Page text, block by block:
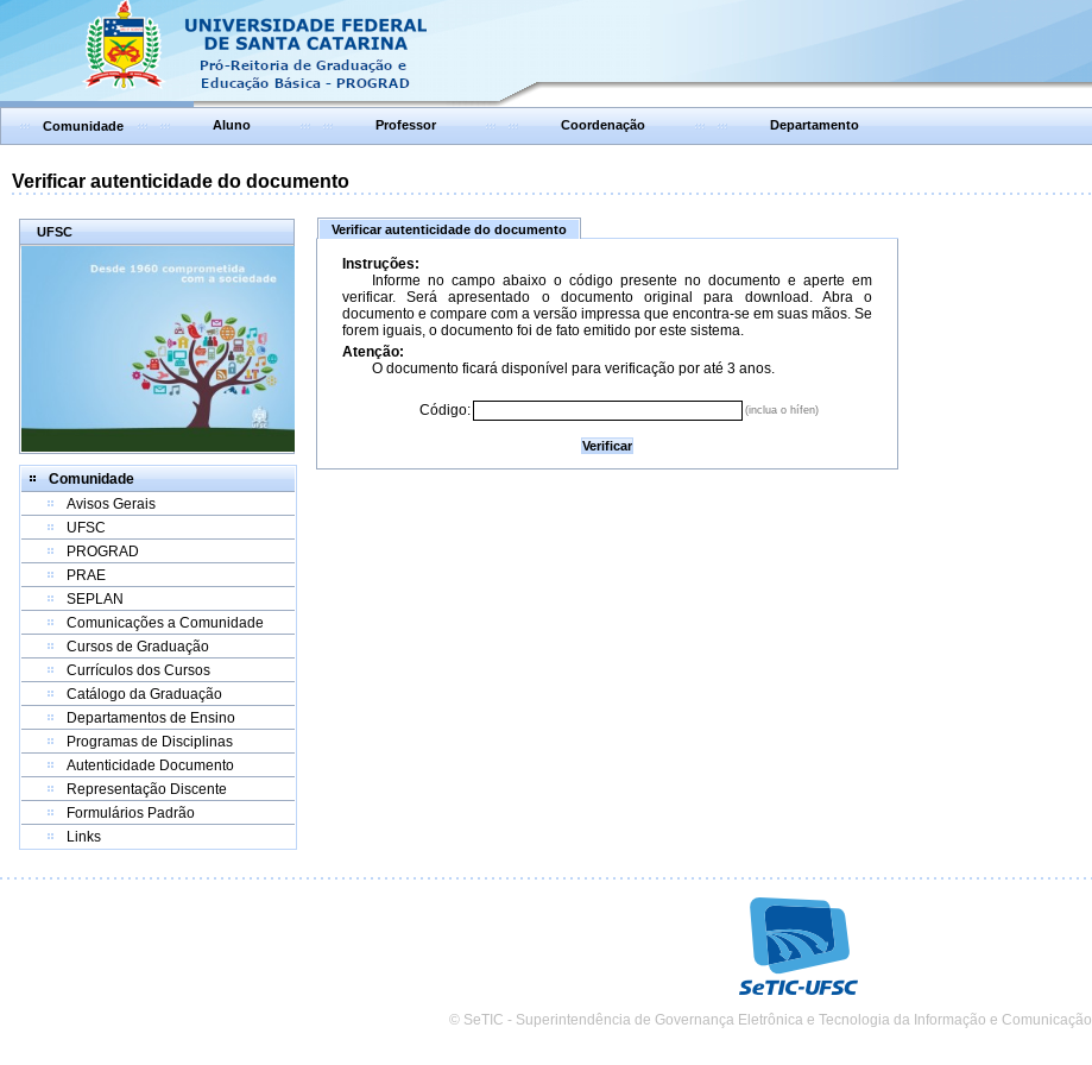
Comunidade Aluno Professor Coordenação Departamento
Verificar autenticidade do documento
UFSC
Comunidade
Avisos Gerais
UFSC
PROGRAD
PRAE
SEPLAN
Comunicações a Comunidade
Cursos de Graduação
Currículos dos Cursos
Catálogo da Graduação
Departamentos de Ensino
Programas de Disciplinas
Autenticidade Documento
Representação Discente
Formulários Padrão
Links
Verificar autenticidade do documento
Instruções:
Informe no campo abaixo o código presente no documento e aperte em
verificar. Será apresentado o documento original para download. Abra o
documento e compare com a versão impressa que encontra-se em suas mãos. Se
forem iguais, o documento foi de fato emitido por este sistema.
Atenção:
O documento ficará disponível para verificação por até 3 anos.
Código: (inclua o hífen)
© SeTIC - Superintendência de Governança Eletrônica e Tecnologia da Informação e Comunicação